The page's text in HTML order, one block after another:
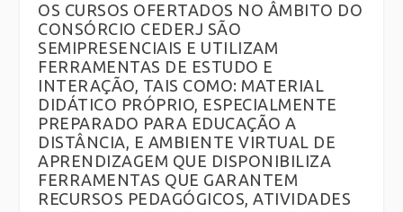
OS CURSOS OFERTADOS NO ÂMBITO DO
CONSÓRCIO CEDERJ SÃO
SEMIPRESENCIAIS E UTILIZAM
FERRAMENTAS DE ESTUDO E
INTERAÇÃO, TAIS COMO: MATERIAL
DIDÁTICO PRÓPRIO, ESPECIALMENTE
PREPARADO PARA EDUCAÇÃO A
DISTÂNCIA, E AMBIENTE VIRTUAL DE
APRENDIZAGEM QUE DISPONIBILIZA
FERRAMENTAS QUE GARANTEM
RECURSOS PEDAGÓGICOS, ATIVIDADES